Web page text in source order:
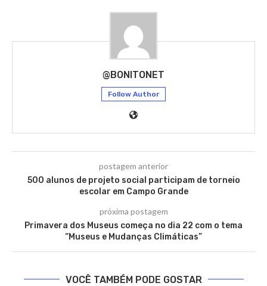
@BONITONET
Follow Author
postagem anterior
500 alunos de projeto social participam de torneio
escolar em Campo Grande
próxima postagem
Primavera dos Museus começa no dia 22 com o tema
“Museus e Mudanças Climáticas”
VOCÊ TAMBÉM PODE GOSTAR